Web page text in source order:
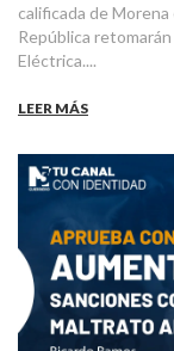
calificada de Morena
República
Eléctrica....
LEER MÁS